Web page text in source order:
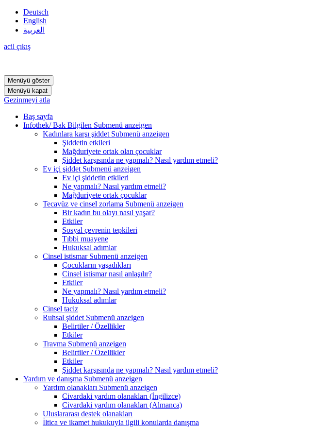
Deutsch
English
العربية
acil çıkış
Menüyü göster
Menüyü kapat
Gezinmeyi atla
Baş sayfa
Infothek/ Bak Bilgilen Submenü anzeigen
Kadınlara karşı şiddet Submenü anzeigen
Şiddetin etkileri
Mağduriyete ortak olan çocuklar
Şiddet karşısında ne yapmalı? Nasıl yardım etmeli?
Ev içi şiddet Submenü anzeigen
Ev içi şiddetin etkileri
Ne yapmalı? Nasıl yardım etmeli?
Mağduriyete ortak çocuklar
Tecavüz ve cinsel zorlama Submenü anzeigen
Bir kadın bu olayı nasıl yaşar?
Etkiler
Sosyal çevrenin tepkileri
Tıbbi muayene
Hukuksal adımlar
Cinsel istismar Submenü anzeigen
Çocukların yaşadıkları
Cinsel istismar nasıl anlaşılır?
Etkiler
Ne yapmalı? Nasıl yardım etmeli?
Hukuksal adımlar
Cinsel taciz
Ruhsal şiddet Submenü anzeigen
Belirtiler / Özellikler
Etkiler
Travma Submenü anzeigen
Belirtiler / Özellikler
Etkiler
Şiddet karşısında ne yapmalı? Nasıl yardım etmeli?
Yardım ve danışma Submenü anzeigen
Yardım olanakları Submenü anzeigen
Civardaki yardım olanakları (İngilizce)
Civardaki yardım olanakları (Almanca)
Uluslararası destek olanakları
İltica ve ikamet hukukuyla ilgili konularda danışma